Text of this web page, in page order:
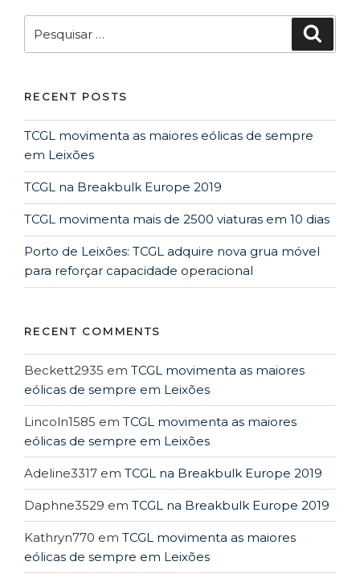
RECENT POSTS
TCGL movimenta as maiores eólicas de sempre
em Leixões
TCGL na Breakbulk Europe 2019
TCGL movimenta mais de 2500 viaturas em 10 dias
Porto de Leixões: TCGL adquire nova grua móvel
para reforçar capacidade operacional
RECENT COMMENTS
Beckett2935 em TCGL movimenta as maiores
eólicas de sempre em Leixões
Lincoln1585 em TCGL movimenta as maiores
eólicas de sempre em Leixões
Adeline3317 em TCGL na Breakbulk Europe 2019
Daphne3529 em TCGL na Breakbulk Europe 2019
Kathryn770 em TCGL movimenta as maiores
eólicas de sempre em Leixões